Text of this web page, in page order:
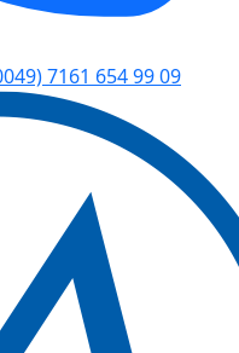
7161 654 99 09